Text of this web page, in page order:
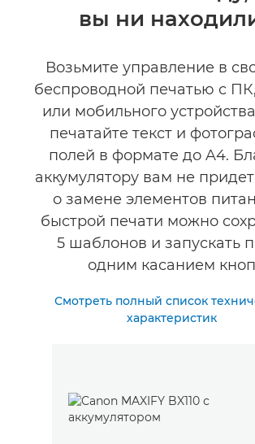
Технические характеристики
вы ни
Возьмите управление в
беспроводной печатью с
или мобильного
печатайте текст и
полей в формате до A4.
аккумулятору вам не
о замене элементов
быстрой печати можно
5 шаблонов и запускать
одним касанием
Смотреть полный список
характеристик